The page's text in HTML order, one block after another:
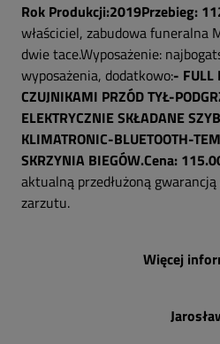
Rok Produkcji:2019Przebieg:
właściciel, zabudowa funeralna
dwie tace.Wyposażenie:
wyposażenia, dodatkowo:- FULL
CZUJNIKAMI PRZÓD TYŁ-
ELEKTRYCZNIE SKŁADANE
KLIMATRONIC-BLUETOOTH-
SKRZYNIA BIEGÓW.Cena:
aktualną przedłużoną
zarzutu.
Więcej